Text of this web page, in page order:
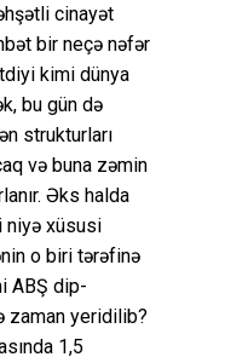
cinayət
bir neçə nəfər
kimi dünya
bu gün də
strukturları
və buna zəmin
Əks halda
niyə xüsusi
o biri tərəfinə
ABŞ dip-
zaman yeridilib?
1,5